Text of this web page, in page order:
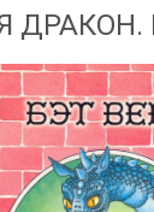
ДРАКОН.